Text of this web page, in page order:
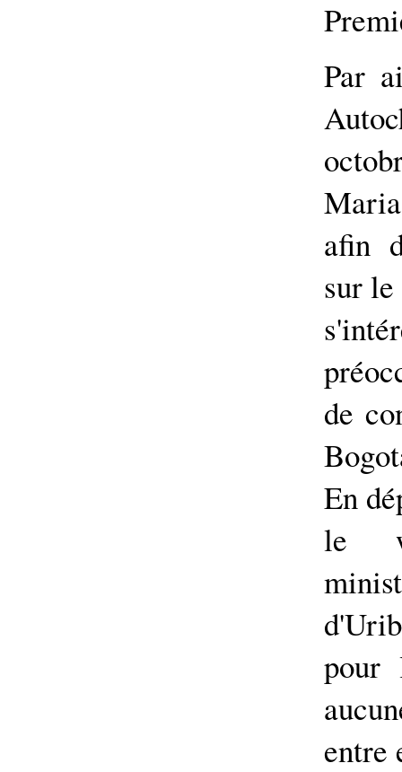
Par
afin
sur
de
En
le
pour
entre